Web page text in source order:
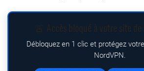
Débloquez en 1 clic et protégez
NordVPN.